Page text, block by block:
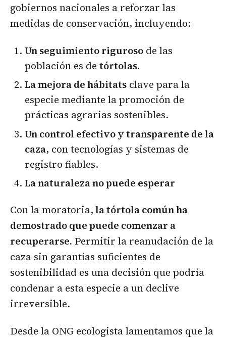
gobiernos nacionales a reforzar las
medidas de conservación, incluyendo:
Un seguimiento rigurosode las
población es de tórtolas.
La mejora de hábitatsclave para la
especie mediante la promoción de
prácticas agrarias sostenibles.
Un control efectivo y transparente de la
caza, con tecnologías y sistemas de
registro fiables.
La naturaleza no puede esperar
Con la moratoria,la tórtola común ha
demostrado que puede comenzar a
recuperarse. Permitir la reanudación de la
caza sin garantías suficientes de
sostenibilidad es una decisión que podría
condenar a esta especie a un declive
irreversible.
Desde la ONG ecologista lamentamos que la